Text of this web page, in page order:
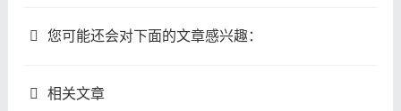
您可能还会对下面的文章感兴趣：
相关文章